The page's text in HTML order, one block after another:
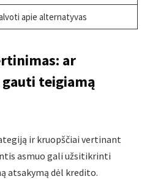
apie alternatyvas
ar
teigiamą
ir kruopščiai vertinant
asmuo gali užsitikrinti
atsakymą dėl kredito.